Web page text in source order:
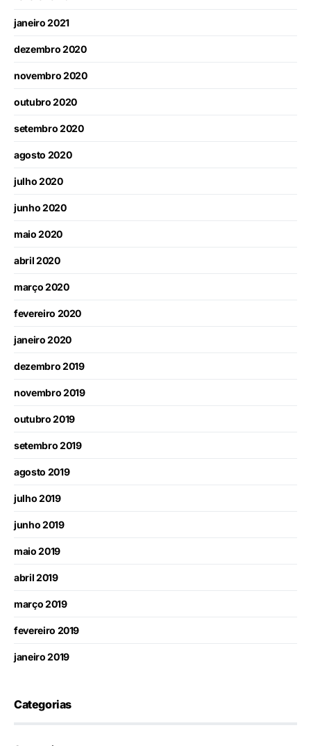
janeiro 2021
dezembro 2020
novembro 2020
outubro 2020
setembro 2020
agosto 2020
julho 2020
junho 2020
maio 2020
abril 2020
março 2020
fevereiro 2020
janeiro 2020
dezembro 2019
novembro 2019
outubro 2019
setembro 2019
agosto 2019
julho 2019
junho 2019
maio 2019
abril 2019
março 2019
fevereiro 2019
janeiro 2019
Categorias